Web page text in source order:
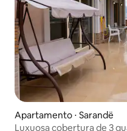
Apartamento ⋅ Sarandë
Luxuosa cobertura de 3